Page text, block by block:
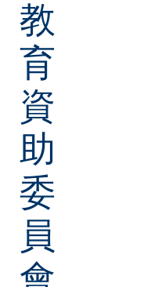
教
育
資
助
委
員
會